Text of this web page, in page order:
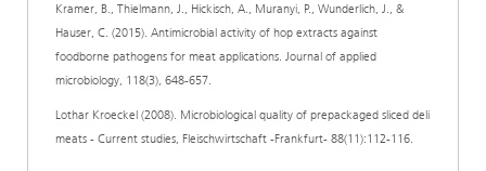
Kramer, B., Thielmann, J., Hickisch, A., Muranyi, P., Wunderlich, J., &
Hauser, C. (2015). Antimicrobial activity of hop extracts against
foodborne pathogens for meat applications. Journal of applied
microbiology, 118(3), 648-657.
Lothar Kroeckel (2008). Microbiological quality of prepackaged sliced deli
meats - Current studies, Fleischwirtschaft -Frankfurt- 88(11):112-116.